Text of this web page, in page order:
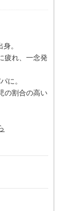
。
疲れ、一念発
に。
の割合の高い